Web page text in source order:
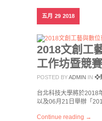
五月 29 2018
2018文創工
工作坊暨競​賽
POSTED BYADMIN IN ❖
台北科技大學將於2018
以及06月21日舉辦「
Continue reading →